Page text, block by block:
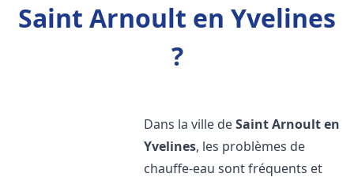
Saint Arnoult en Yvelines
?
Dans la ville deSaint Arnoult en
Yvelines, les problèmes de
chauffe-eau sont fréquents et